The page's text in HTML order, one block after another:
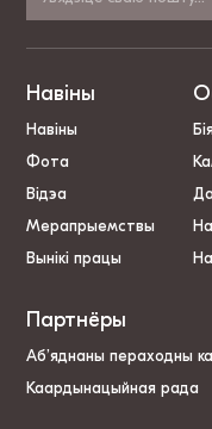
Навіны
Навіны
Фота
Відэа
Мерапрыемствы
Вынікі працы
Партнёры
Аб’яднаны пераходны
Каардынацыйная рада